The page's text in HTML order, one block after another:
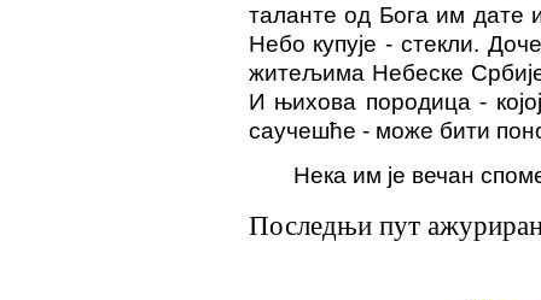
таланте од Бога им дате
Небо купује - стекли.
житељима Небеске
И њихова породица -
саучешће - може бити
Нека им је вечан
Последњи пут